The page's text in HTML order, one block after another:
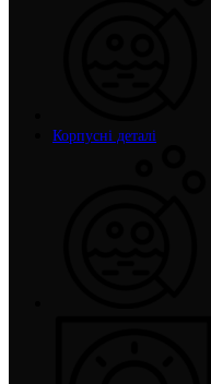
Корпусні деталі